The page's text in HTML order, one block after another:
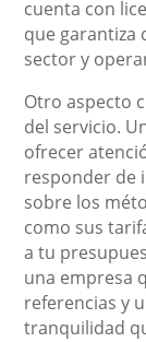
cuenta con
que garantiza
sector y
Otro aspecto
del servicio.
ofrecer
responder de
sobre los
como sus
a tu
una empresa
referencias y
tranquilidad